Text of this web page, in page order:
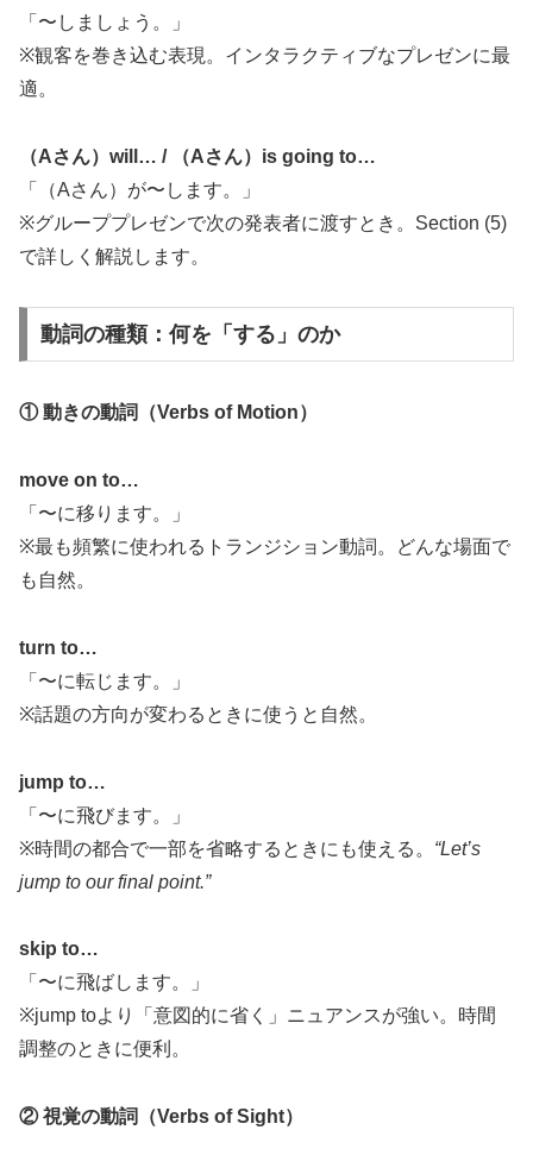
「〜しましょう。」
※観客を巻き込む表現。インタラクティブなプレゼンに最
適。
（Aさん）will… / （Aさん）is going to…
「（Aさん）が〜します。」
※グループプレゼンで次の発表者に渡すとき。Section (5)
で詳しく解説します。
動詞の種類：何を「する」のか
① 動きの動詞（Verbs of Motion）
move on to…
「〜に移ります。」
※最も頻繁に使われるトランジション動詞。どんな場面で
も自然。
turn to…
「〜に転じます。」
※話題の方向が変わるときに使うと自然。
jump to…
「〜に飛びます。」
※時間の都合で一部を省略するときにも使える。 “Let’s
jump to our final point.”
skip to…
「〜に飛ばします。」
※jump toより「意図的に省く」ニュアンスが強い。時間
調整のときに便利。
② 視覚の動詞（Verbs of Sight）